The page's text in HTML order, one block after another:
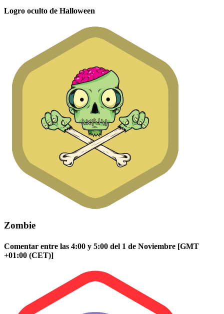
Logro oculto de Halloween
Zombie
Comentar entre las 4:00 y 5:00 del 1 de Noviembre [GMT
+01:00 (CET)]